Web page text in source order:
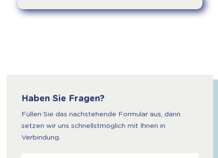
Haben Sie Fragen?
Füllen Sie das nachstehende Formular aus, dann
setzen wir uns schnellstmöglich mit Ihnen in
Verbindung.